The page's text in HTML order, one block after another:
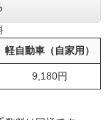
軽自動車（自家用）
9,180円